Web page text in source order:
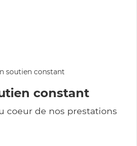
constant
coeur de nos prestations